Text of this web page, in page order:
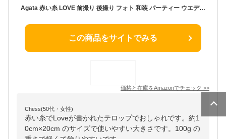
Agata 赤い糸 LOVE 前撮り 後撮り フォト 和装 パーティー ウエディング ブライダル 結婚式 披露宴
この商品をサイトでみる
価格と在庫をAmazonでチェック >>
Chess(50代・女性)
赤い糸でLoveが書かれたテロップでおしゃれです。約1
0cm×20cm のサイズで使いやすい大きさです。100g の